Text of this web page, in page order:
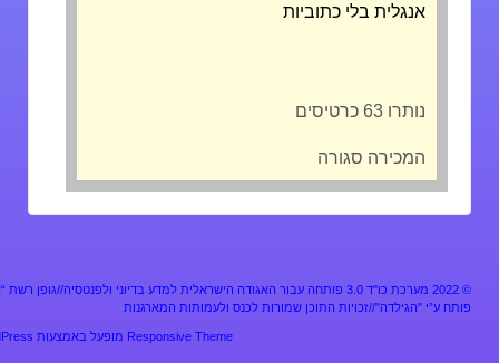
אנגלית בלי כתוביות
המכירה סגורה
מערכת כו"ד 3.0 פותחה עבור האגודה הישראלית למדע בדיוני ולפנטסיה//גופן רשת “אלף”
"הגילדה"//זכויות התוכן שמורות לכנס ולעמותות המארגנות
Responsive Themeמופעל באמצעות WordPress